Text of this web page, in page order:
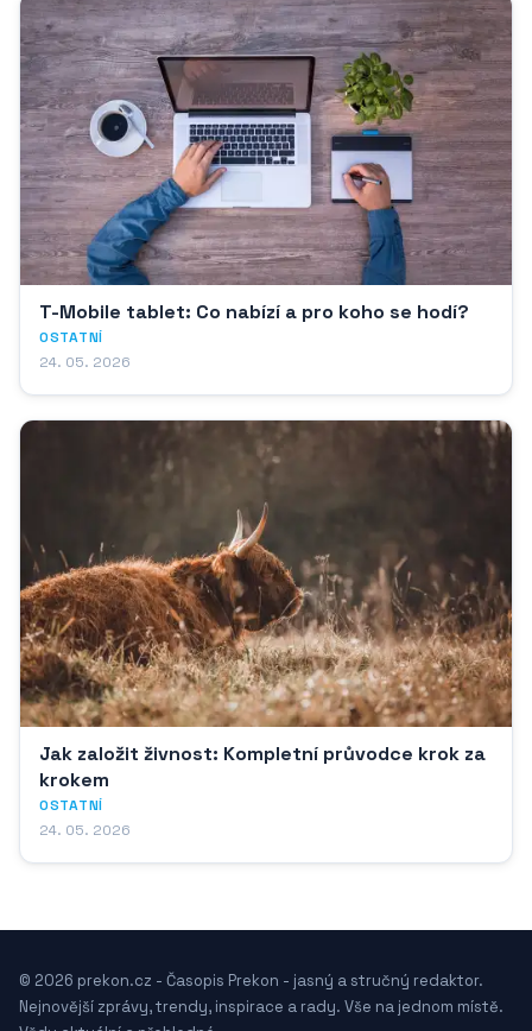
T-Mobile tablet: Co nabízí a pro koho se hodí?
OSTATNÍ
24. 05. 2026
Jak založit živnost: Kompletní průvodce krok za
krokem
OSTATNÍ
24. 05. 2026
© 2026 prekon.cz - Časopis Prekon - jasný a stručný redaktor.
Nejnovější zprávy, trendy, inspirace a rady. Vše na jednom místě.